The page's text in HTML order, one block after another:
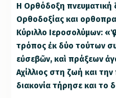
H Ορθόδοξη πνευματική
Ορθοδοξίας και
Κύριλλο Ιεροσολύμων: «Ὁ
τρόπος ἐκ δύο τούτων
εὐσεβῶν, καὶ πράξεων
Αχίλλιος στη ζωή και
διακονία τήρησε και το